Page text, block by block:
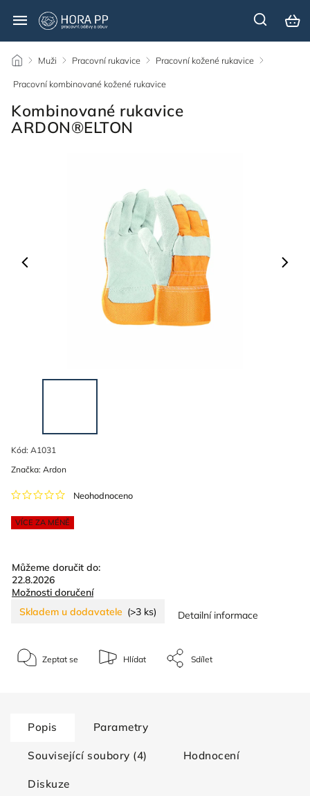
/ Muži / Pracovní rukavice / Pracovní kožené rukavice /
Pracovní kombinované kožené rukavice
Kombinované rukavice
ARDON®ELTON
Kód: A1031
VÍCE ZA MÉNĚ
Neohodnoceno
Značka: Ardon
Můžeme doručit do:
22.8.2026
Možnosti doručení
Skladem u dodavatele (>3 ks) Detailní informace
Zeptat se Hlídat Sdílet
Popis Parametry
Související soubory (4) Hodnocení
Diskuze